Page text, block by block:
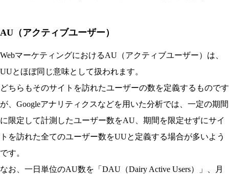
AU（アクティブユーザー）
WebマーケティングにおけるAU（アクティブユーザー）は、
UUとほぼ同じ意味として扱われます。
どちらもそのサイトを訪れたユーザーの数を定義するものです
が、Googleアナリティクスなどを用いた分析では、一定の期間
に限定して計測したユーザー数をAU、期間を限定せずにサイ
トを訪れた全てのユーザー数をUUと定義する場合が多いよう
です。
なお、一日単位のAU数を「DAU（Dairy Active Users）」、月